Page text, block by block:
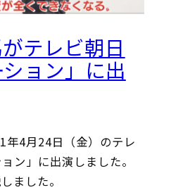
テレビ朝日
ション」に出
年4月24日（金）のテレ
ン」に出演しました。
ました。